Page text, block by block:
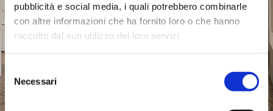
pubblicità e social media, i quali potrebbero combinarle
con altre informazioni che ha fornito loro o che hanno
raccolto dal suo utilizzo dei loro servizi.
del
consenso
Necessari